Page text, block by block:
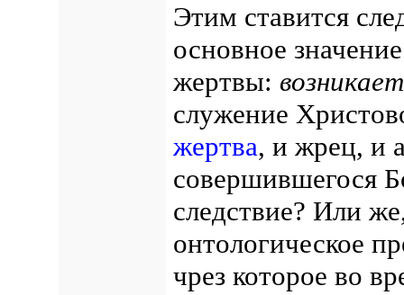
Этим ставится
основное
жертвы:
служение
жертва, и жрец, и
совершившегося
следствие? Или
онтологическое
чрез которое во